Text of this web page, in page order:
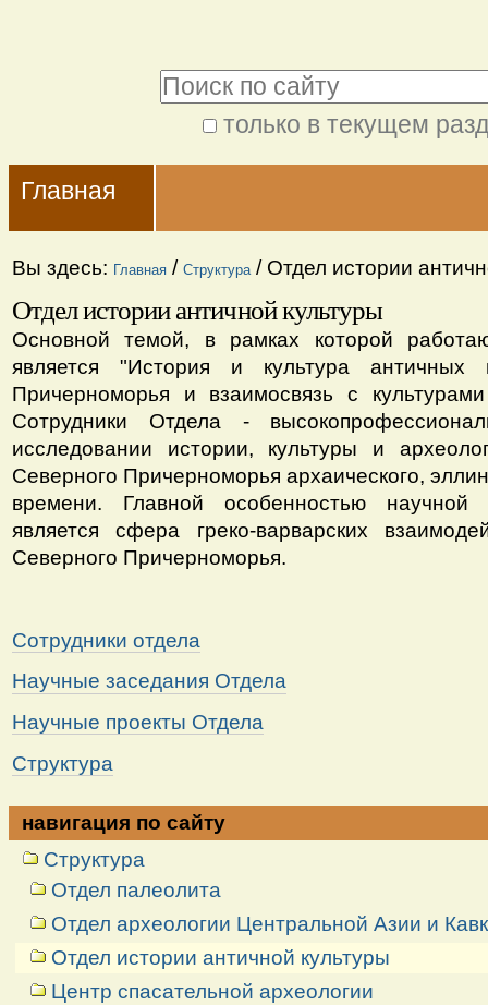
содержимому.
Перейти
навигации
только в текущем
поиск
Navigation
Главная
Вы здесь: Главная / Структура / Отдел истории
Отдел истории античной культуры
Основной темой, в рамках которой
является "История и культура античных
Причерноморья и взаимосвязь с
Сотрудники Отдела -
исследовании истории, культуры и
Северного Причерноморья архаического,
времени. Главной особенностью научной
является сфера греко-варварских
Северного Причерноморья.
Сотрудники отдела
Научные заседания Отдела
Научные проекты Отдела
Структура
навигация по сайту
Структура
Отдел палеолита
Отдел археологии Центральной Азии и
Отдел истории античной культуры
Центр спасательной археологии